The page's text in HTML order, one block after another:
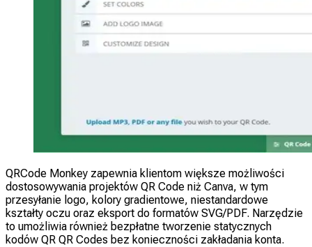
QRCode Monkey zapewnia klientom większe możliwości
dostosowywania projektów QR Code niż Canva, w tym
przesyłanie logo, kolory gradientowe, niestandardowe
kształty oczu oraz eksport do formatów SVG/PDF. Narzędzie
to umożliwia również bezpłatne tworzenie statycznych
kodów QR QR Codes bez konieczności zakładania konta.